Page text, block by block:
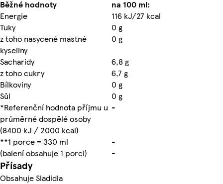
Běžné hodnoty
na 100 ml:
Energie
116 kJ/27 kcal
Tuky
0 g
z toho nasycené mastné
kyseliny
0 g
Sacharidy
6,8 g
z toho cukry
6,7 g
Bílkoviny
0 g
Sůl
0 g
*Referenční hodnota příjmu u
průměrné dospělé osoby
(8400 kJ / 2000 kcal)
-
**1 porce = 330 ml
-
(balení obsahuje 1 porci)
-
Přísady
Obsahuje Sladidla